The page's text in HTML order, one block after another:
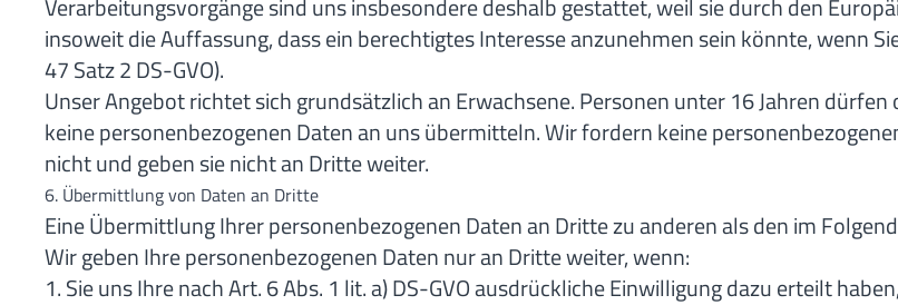
Verarbeitungsvorgänge sind uns insbesondere deshalb gestattet, weil sie durch den
insoweit die Auffassung, dass ein berechtigtes Interesse anzunehmen sein könnte, wenn
47 Satz 2 DS-GVO).
Unser Angebot richtet sich grundsätzlich an Erwachsene. Personen unter 16 Jahren
keine personenbezogenen Daten an uns übermitteln. Wir fordern keine
nicht und geben sie nicht an Dritte weiter.
6. Übermittlung von Daten an Dritte
Eine Übermittlung Ihrer personenbezogenen Daten an Dritte zu anderen als den im
Wir geben Ihre personenbezogenen Daten nur an Dritte weiter, wenn:
1. Sie uns Ihre nach Art. 6 Abs. 1 lit. a) DS-GVO ausdrückliche Einwilligung dazu erteilt haben,